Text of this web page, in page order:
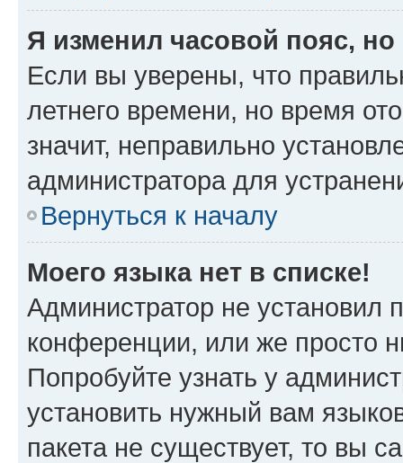
Я изменил часовой пояс,
Если вы уверены, что
летнего времени, но время
значит, неправильно
администратора для
Вернуться к началу
Моего языка нет в списке!
Администратор не установил
конференции, или же просто
Попробуйте узнать у
установить нужный вам
пакета не существует, то вы